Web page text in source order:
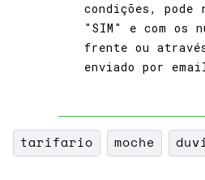
condições, pode
"SIM" e com os
frente ou
enviado por
tarifario moche